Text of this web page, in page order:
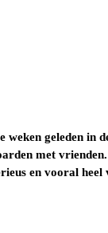
weken geleden in
met
en vooral